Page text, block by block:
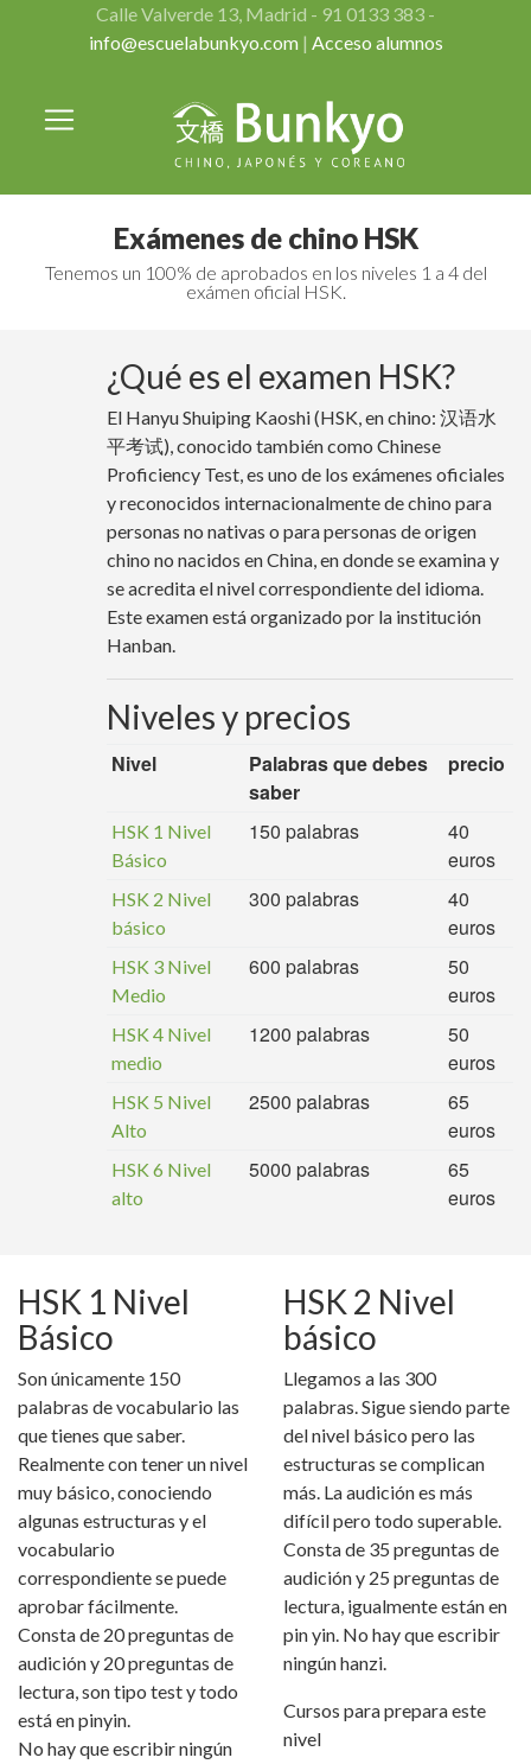
Calle Valverde 13, Madrid - 91 0133 383 -
info@escuelabunkyo.com| Acceso alumnos
Exámenes de chino HSK
Tenemos un 100% de aprobados en los niveles 1 a 4 del
exámen oficial HSK.
¿Qué es el examen HSK?
El Hanyu Shuiping Kaoshi (HSK, en chino: 汉语水
平考试), conocido también como Chinese
Proficiency Test, es uno de los exámenes oficiales
y reconocidos internacionalmente de chino para
personas no nativas o para personas de origen
chino no nacidos en China, en donde se examina y
se acredita el nivel correspondiente del idioma.
Este examen está organizado por la institución
Hanban.
Niveles y precios
Nivel
Palabras que debes
saber
precio
HSK 1 Nivel
Básico
150 palabras
40
euros
HSK 2 Nivel
básico
300 palabras
40
euros
HSK 3 Nivel
Medio
600 palabras
50
euros
HSK 4 Nivel
medio
1200 palabras
50
euros
HSK 5 Nivel
Alto
2500 palabras
65
euros
HSK 6 Nivel
alto
5000 palabras
65
euros
HSK 1 Nivel
Básico
Son únicamente 150
palabras de vocabulario las
que tienes que saber.
Realmente con tener un nivel
muy básico, conociendo
algunas estructuras y el
vocabulario
correspondiente se puede
aprobar fácilmente.
Consta de 20 preguntas de
audición y 20 preguntas de
lectura, son tipo test y todo
está en pinyin.
No hay que escribir ningún
HSK 2 Nivel
básico
Llegamos a las 300
palabras. Sigue siendo parte
del nivel básico pero las
estructuras se complican
más. La audición es más
difícil pero todo superable.
Consta de 35 preguntas de
audición y 25 preguntas de
lectura, igualmente están en
pin yin. No hay que escribir
ningún hanzi.
Cursos para prepara este
nivel